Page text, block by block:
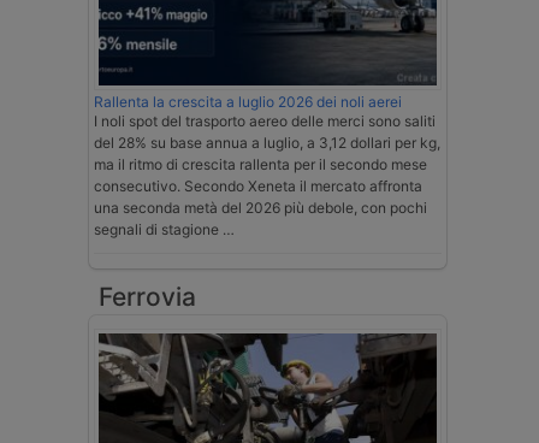
Rallenta la crescita a luglio 2026 dei noli aerei
I noli spot del trasporto aereo delle merci sono saliti
del 28% su base annua a luglio, a 3,12 dollari per kg,
ma il ritmo di crescita rallenta per il secondo mese
consecutivo. Secondo Xeneta il mercato affronta
una seconda metà del 2026 più debole, con pochi
segnali di stagione …
Ferrovia